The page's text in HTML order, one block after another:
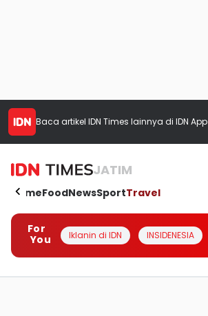
Baca artikel IDN Times lainnya di IDN App
JATIM
HomeFoodNewsSportTravel
For
You
Iklanin di IDN INSIDENESIA